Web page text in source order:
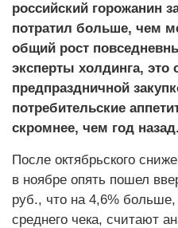
российский горожанин
потратил больше, чем
общий рост
эксперты холдинга, это
предпраздничной
потребительские
скромнее, чем год назад.
После октябрьского
в ноябре опять пошел
руб., что на 4,6%
среднего чека, считают